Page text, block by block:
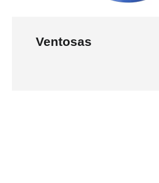
Ventosas